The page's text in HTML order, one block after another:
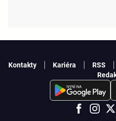
Kontakty Kariéra RSS